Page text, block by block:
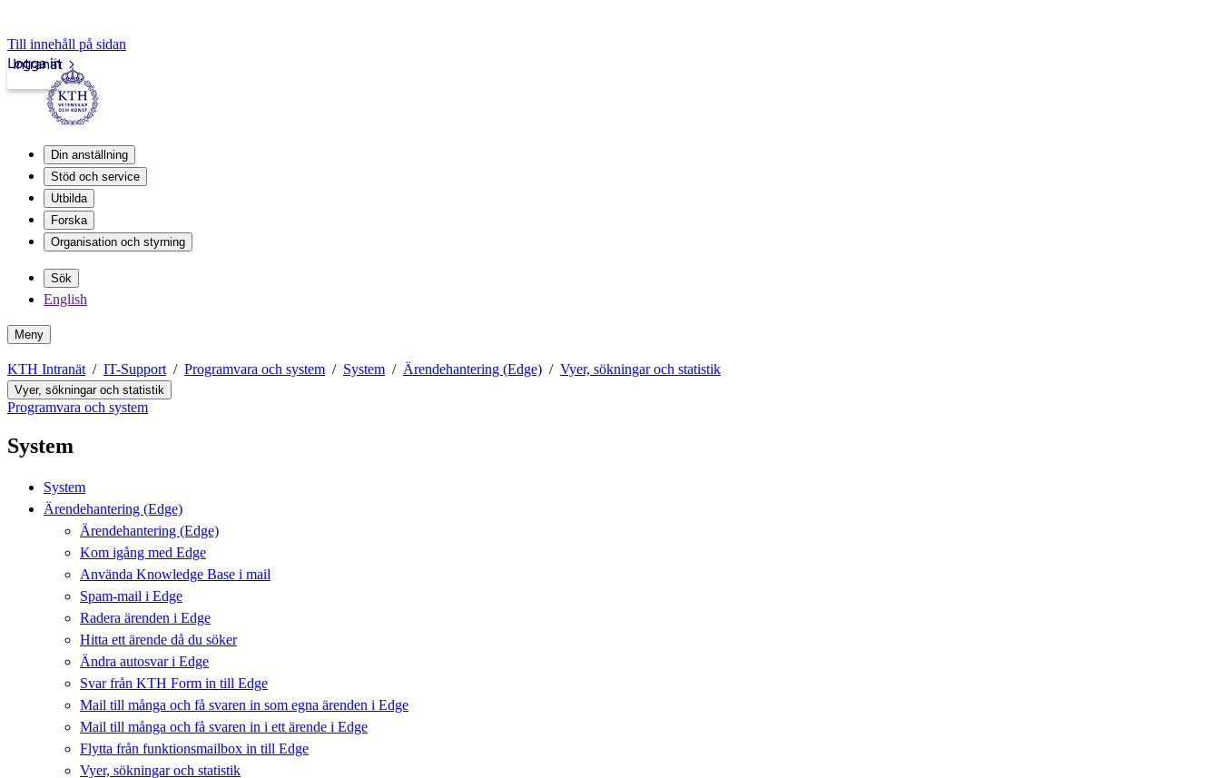
Till innehåll på sidan
Intranät
Logga in
Din anställning
Stöd och service
Utbilda
Forska
Organisation och styrning
Sök
English
Meny
KTH Intranät IT-Support Programvara och system System Ärendehantering (Edge) Vyer, sökningar och statistik
Vyer, sökningar och statistik
Programvara och system
System
System
Ärendehantering (Edge)
Ärendehantering (Edge)
Kom igång med Edge
Använda Knowledge Base i mail
Spam-mail i Edge
Radera ärenden i Edge
Hitta ett ärende då du söker
Ändra autosvar i Edge
Svar från KTH Form in till Edge
Mail till många och få svaren in som egna ärenden i Edge
Mail till många och få svaren in i ett ärende i Edge
Flytta från funktionsmailbox in till Edge
Vyer, sökningar och statistik